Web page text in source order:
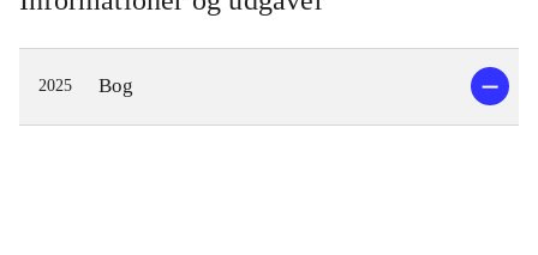
2025 Bog